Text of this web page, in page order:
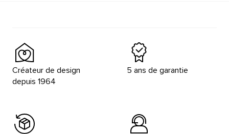
Créateur de design
depuis 1964
5 ans de garantie